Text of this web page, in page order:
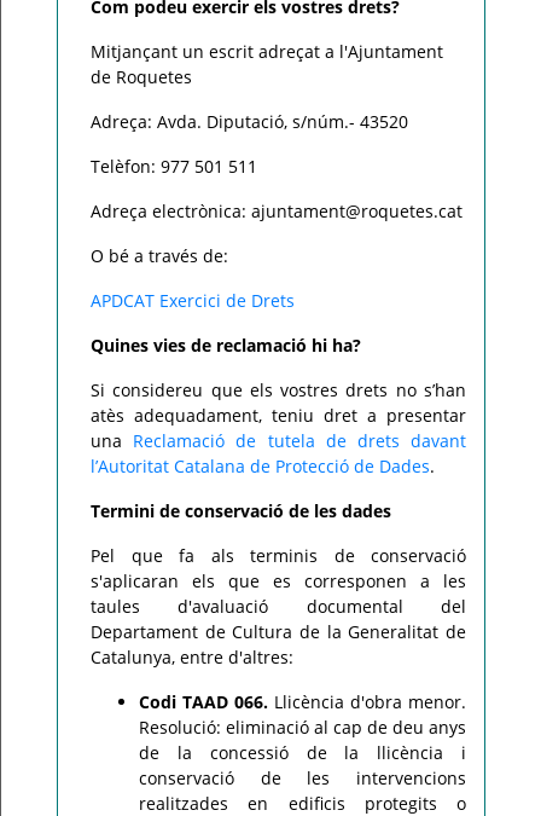
Com podeu exercir els vostres drets?
Mitjançant un escrit adreçat a l'Ajuntament
de Roquetes
Adreça: Avda. Diputació, s/núm.- 43520
Telèfon: 977 501 511
Adreça electrònica: ajuntament@roquetes.cat
O bé a través de:
APDCAT Exercici de Drets
Quines vies de reclamació hi ha?
Si considereu que els vostres drets no s’han
atès adequadament, teniu dret a presentar
una Reclamació de tutela de drets davant
l’Autoritat Catalana de Protecció de Dades.
Termini de conservació de les dades
Pel que fa als terminis de conservació
s'aplicaran els que es corresponen a les
taules d'avaluació documental del
Departament de Cultura de la Generalitat de
Catalunya, entre d'altres:
Codi TAAD 066. Llicència d'obra menor.
Resolució: eliminació al cap de deu anys
de la concessió de la llicència i
conservació de les intervencions
realitzades en edificis protegits o